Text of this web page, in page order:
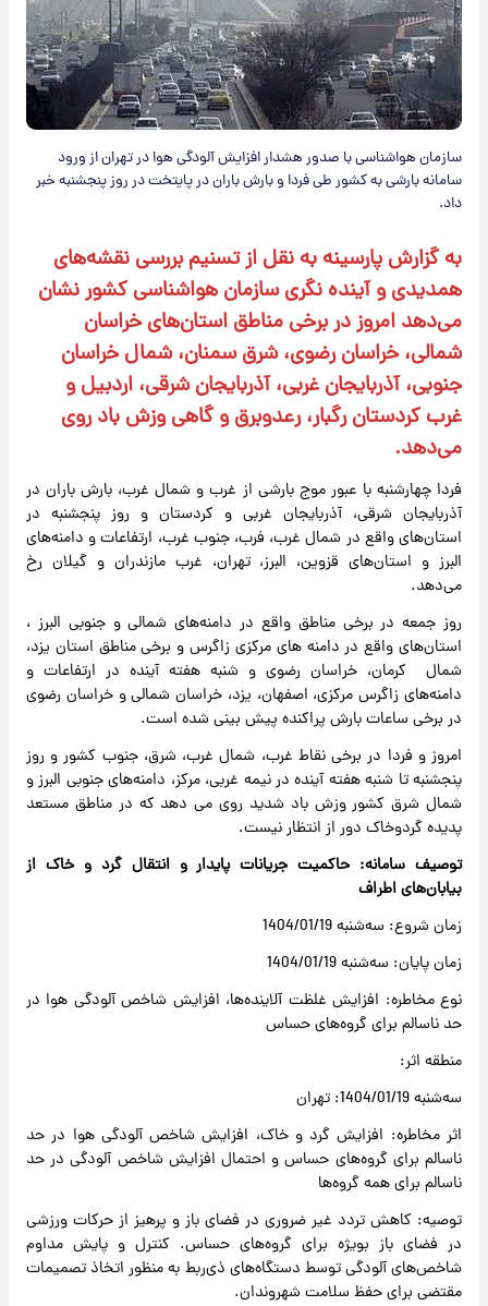
سازمان هواشناسی با صدور هشدار افزایش آلودگی هوا در تهران از ورود
سامانه بارشی به کشور طی فردا و بارش باران در پایتخت در روز پنجشنبه خبر
داد.
به گزارش پارسینه به نقل از تسنیم بررسی نقشه‌های
همدیدی و آینده نگری سازمان هواشناسی کشور نشان
می‌دهد امروز در برخی مناطق استان‌های خراسان
شمالی، خراسان رضوی، شرق سمنان، شمال خراسان
جنوبی، آذربایجان غربی، آذربایجان شرقی، اردبیل و
غرب کردستان رگبار، رعدوبرق و گاهی وزش باد روی
می‌دهد.
فردا چهارشنبه با عبور موج بارشی از غرب و شمال غرب، بارش باران در
آذربایجان شرقی، آذربایجان غربی و کردستان و روز پنجشنبه در
استان‌های واقع در شمال غرب، فرب، جنوب غرب، ارتفاعات و دامنه‌های
البرز و استان‌های قزوین، البرز، تهران، غرب مازندران و گیلان رخ
می‌دهد.
روز جمعه در برخی مناطق واقع در دامنه‌های شمالی و جنوبی البرز ،
استان‌های واقع در دامنه های مرکزی زاگرس و برخی مناطق استان یزد،
شمال کرمان، خراسان رضوی و شنبه هفته آینده در ارتفاعات و
دامنه‌های زاگرس مرکزی، اصفهان، یزد، خراسان شمالی و خراسان رضوی
در برخی ساعات بارش پراکنده پیش بینی شده است.
امروز و فردا در برخی نقاط غرب، شمال غرب، شرق، جنوب کشور و روز
پنجشنبه تا شنبه هفته آینده در نیمه غربی، مرکز، دامنه‌های جنوبی البرز و
شمال شرق کشور وزش باد شدید روی می دهد که در مناطق مستعد
پدیده گردوخاک دور از انتظار نیست.
توصیف سامانه: حاکمیت جریانات پایدار و انتقال گرد و خاک از
بیابان‌های اطراف
زمان شروع: سه‌شنبه 1404/01/19
زمان پایان: سه‌شنبه 1404/01/19
نوع مخاطره: افزایش غلظت آلاینده‌ها، افزایش شاخص آلودگی هوا در
حد ناسالم برای گروه‌های حساس
منطقه اثر:
سه‌شنبه 1404/01/19: تهران
اثر مخاطره: افزایش گرد و خاک، افزایش شاخص آلودگی هوا در حد
ناسالم برای گروه‌های حساس و احتمال افزایش شاخص آلودگی در حد
ناسالم برای همه گروه‌ها
توصیه: کاهش تردد غیر ضروری در فضای باز و پرهیز از حرکات ورزشی
در فضای باز بویژه برای گروه‌های حساس. کنترل و پایش مداوم
شاخص‌های آلودگی توسط دستگاه‌های ذی‌ربط به منظور اتخاذ تصمیمات
مقتضی برای حفظ سلامت شهروندان.